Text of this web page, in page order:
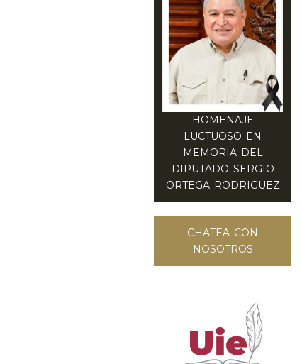
HOMENAJE
LUCTUOSO EN
MEMORIA DEL
DIPUTADO SERGIO
ORTEGA RODRIGUEZ
CHATEA CON
NOSOTROS